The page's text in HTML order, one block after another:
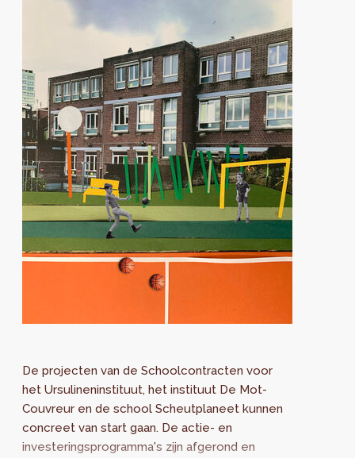
De projecten van de Schoolcontracten voor
het Ursulineninstituut, het instituut De Mot-
Couvreur en de school Scheutplaneet kunnen
concreet van start gaan. De actie- en
investeringsprogramma's zijn afgerond en